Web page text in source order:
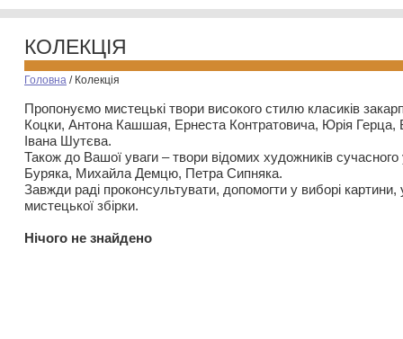
КОЛЕКЦІЯ
Головна / Колекція
Пропонуємо мистецькі твори високого стилю класиків
Коцки, Антона Кашшая, Ернеста Контратовича, Юрія
Івана Шутєва.
Також до Вашої уваги – твори відомих художників
Буряка, Михайла Демцю, Петра Сипняка.
Завжди раді проконсультувати, допомогти у виборі картини,
мистецької збірки.
Нiчого не знайдено